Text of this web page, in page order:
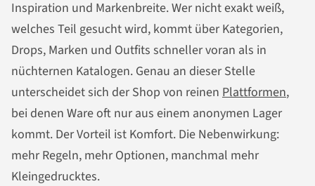
Inspiration und Markenbreite. Wer nicht exakt weiß,
welches Teil gesucht wird, kommt über Kategorien,
Drops, Marken und Outfits schneller voran als in
nüchternen Katalogen. Genau an dieser Stelle
unterscheidet sich der Shop von reinen Plattformen,
bei denen Ware oft nur aus einem anonymen Lager
kommt. Der Vorteil ist Komfort. Die Nebenwirkung:
mehr Regeln, mehr Optionen, manchmal mehr
Kleingedrucktes.